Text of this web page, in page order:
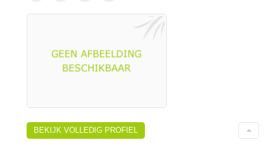
BEKIJK VOLLEDIG PROFIEL